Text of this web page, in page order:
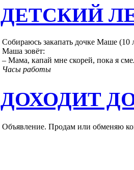
ДЕТСКИЙ
Собираюсь закапать дочке Маше (10
Маша зовёт:
– Мама, капай мне скорей, пока я
Часы работы
ДОХОДИТ
Объявление. Продам или обменяю